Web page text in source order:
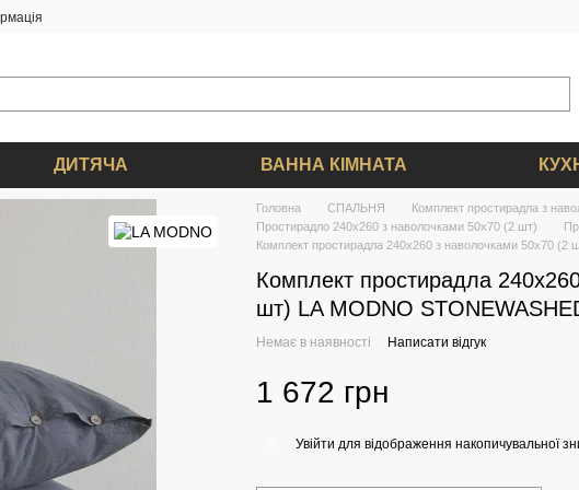
ДИТЯЧА ВАННА КІМНАТА
Головна СПАЛЬНЯ
Комплект простирадла з
Простирадло 240х260 з наволочками 50х70 (2 шт)
Комплект простирадла 240x260 з наволочками 50x70 (2
Комплект простирадла
шт) LA MODNO
Немає в наявності Написати відгук
1 672 грн
Увійти для відображення накопичувальної